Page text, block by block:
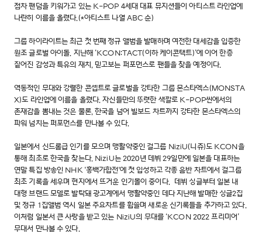
점차 팬덤을 키워가고 있는 K-POP 4세대 대표 뮤지션들이 아티스트 라인업에
나란히 이름을 올렸다.(*아티스트 나열 ABC 순)
그룹 하이라이트는 최근 첫 번째 정규 앨범을 발매하며 여전한 대세감을 입증한
원조 글로벌 아이돌. 지난해 ‘KCON:TACT(이하 케이콘택트)’에 이어 한층
짙어진 감성과 특유의 재치, 믿고보는 퍼포먼스로 팬들을 찾을 예정이다.
역동적인 무대와 강렬한 콘셉트로 글로벌을 강타한 그룹 몬스타엑스(MONSTA
X)도 라인업에 이름을 올렸다. 자신들만의 뚜렷한 색깔로 K-POP씬에서의
존재감을 뽐내는 것은 물론, 한국을 넘어 빌보드 차트까지 강타한 몬스타엑스의
파워 넘치는 퍼포먼스를 만나볼 수 있다.
일본에서 신드롬급 인기를 모으며 맹활약중인 걸그룹 NiziU(니쥬)도 KCON을
통해 최초로 한국을 찾는다. NiziU는 2020년 데뷔 29일만에 일본을 대표하는
연말 특집 방송인 NHK '홍백가합전'에 첫 입성하고 각종 음반 차트에서 걸그룹
최초 기록을 세우며 현지에서 뜨거운 인기몰이 중이다. 데뷔 싱글부터 일본 내
대형 브랜드 모델로 발탁돼 광고계에서 맹활약중인 데다 지난해 발매한 싱글2집
및 정규 1집앨범 역시 일본 주요차트를 휩쓸며 새로운 신기록들을 추가하고 있다.
이처럼 일본서 큰 사랑을 받고 있는 NiziU의 무대를 ‘KCON 2022 프리미어’
무대서 만나볼 수 있다.